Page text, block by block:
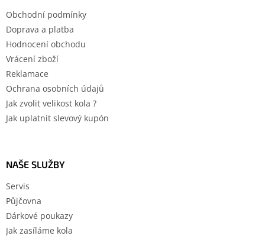
Obchodní podmínky
Doprava a platba
Hodnocení obchodu
Vrácení zboží
Reklamace
Ochrana osobních údajů
Jak zvolit velikost kola ?
Jak uplatnit slevový kupón
NAŠE SLUŽBY
Servis
Půjčovna
Dárkové poukazy
Jak zasíláme kola